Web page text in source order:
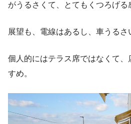
がうるさくて、とてもくつろげる
展望も、電線はあるし、車うるさ
個人的にはテラス席ではなくて
すめ。